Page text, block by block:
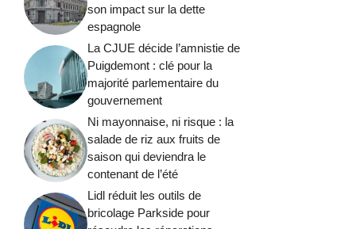
son impact sur la dette
espagnole
La CJUE décide l’amnistie de
Puigdemont : clé pour la
majorité parlementaire du
gouvernement
Ni mayonnaise, ni risque : la
salade de riz aux fruits de
saison qui deviendra le
contenant de l’été
Lidl réduit les outils de
bricolage Parkside pour